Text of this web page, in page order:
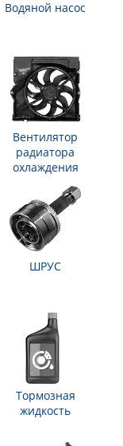
Водяной насос
Вентилятор
радиатора
охлаждения
ШРУС
Тормозная
жидкость